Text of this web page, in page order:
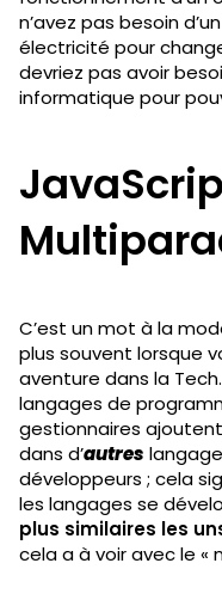
n’avez pas besoin
électricité pour
devriez pas avoir
informatique pour
C’est un mot à la
plus souvent lorsque
aventure dans la
langages de
gestionnaires
dans d’autres
développeurs ; cela
les langages se
plus similaires les
cela a à voir avec le «